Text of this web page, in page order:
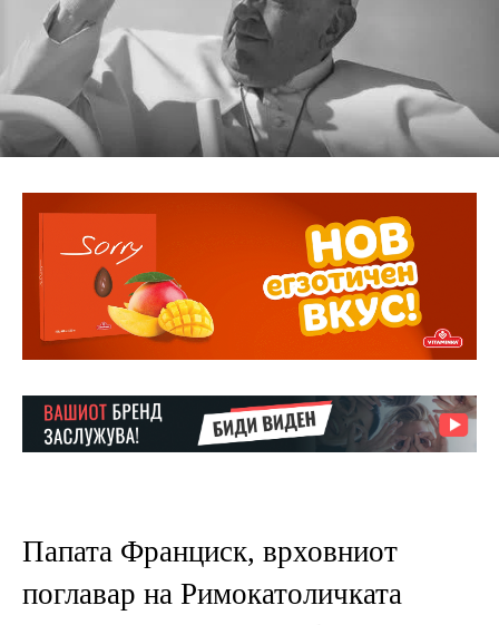
Папата Франциск, врховниот
поглавар на Римокатоличката